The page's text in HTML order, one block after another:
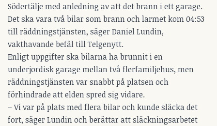
Södertälje med anledning av att det brann i ett garage.
Det ska vara två bilar som brann och larmet kom 04:53
till räddningstjänsten, säger Daniel Lundin,
vakthavande befäl till Telgenytt.
Enligt uppgifter ska bilarna ha brunnit i en
underjordisk garage mellan två flerfamiljehus, men
räddningstjänsten var snabbt på platsen och
förhindrade att elden spred sig vidare.
– Vi var på plats med flera bilar och kunde släcka det
fort, säger Lundin och berättar att släckningsarbetet